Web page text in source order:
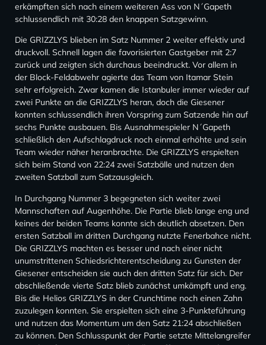
erkämpften sich nach einem weiteren Ass von N´Gapeth
schlussendlich mit 30:28 den knappen Satzgewinn.
Die GRIZZLYS blieben im Satz Nummer 2 weiter effektiv und
druckvoll. Schnell lagen die favorisierten Gastgeber mit 2:7
zurück und zeigten sich durchaus beeindruckt. Vor allem in
der Block-Feldabwehr agierte das Team von Itamar Stein
sehr erfolgreich. Zwar kamen die Istanbuler immer wieder auf
zwei Punkte an die GRIZZLYS heran, doch die Giesener
konnten schlussendlich ihren Vorspring zum Satzende hin auf
sechs Punkte ausbauen. Bis Ausnahmespieler N´Gapeth
schließlich den Aufschlagdruck noch einmal erhöhte und sein
Team wieder näher heranbrachte. Die GRIZZLYS erspielten
sich beim Stand von 22:24 zwei Satzbälle und nutzen den
zweiten Satzball zum Satzausgleich.
In Durchgang Nummer 3 begegneten sich weiter zwei
Mannschaften auf Augenhöhe. Die Partie blieb lange eng und
keines der beiden Teams konnte sich deutlich absetzen. Den
ersten Satzball im dritten Durchgang nutzte Fenerbahce nicht.
Die GRIZZLYS machten es besser und nach einer nicht
unumstrittenen Schiedsrichterentscheidung zu Gunsten der
Giesener entscheiden sie auch den dritten Satz für sich. Der
abschließende vierte Satz blieb zunächst umkämpft und eng.
Bis die Helios GRIZZLYS in der Crunchtime noch einen Zahn
zuzulegen konnten. Sie erspielten sich eine 3-Punkteführung
und nutzen das Momentum um den Satz 21:24 abschließen
zu können. Den Schlusspunkt der Partie setzte Mittelangreifer